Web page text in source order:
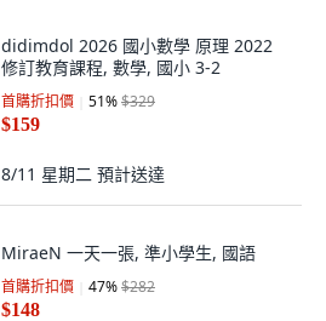
didimdol 2026 國小數學 原理 2022
修訂教育課程, 數學, 國小 3-2
首購折扣價 51%$329
$159
8/11 星期二 預計送達
MiraeN 一天一張, 準小學生, 國語
首購折扣價 47%$282
$148